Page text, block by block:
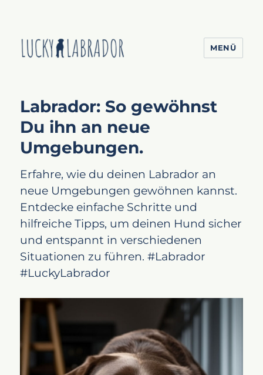
MENÜ
Labrador: So gewöhnst
Du ihn an neue
Umgebungen.
Erfahre, wie du deinen Labrador an
neue Umgebungen gewöhnen kannst.
Entdecke einfache Schritte und
hilfreiche Tipps, um deinen Hund sicher
und entspannt in verschiedenen
Situationen zu führen. #Labrador
#LuckyLabrador